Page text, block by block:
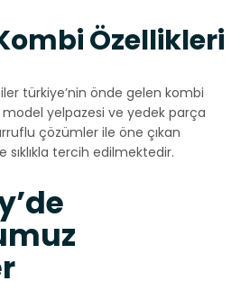
Özellikleri
türkiye’nin önde gelen kombi
model yelpazesi ve yedek parça
çözümler ile öne çıkan
sıklıkla tercih edilmektedir.